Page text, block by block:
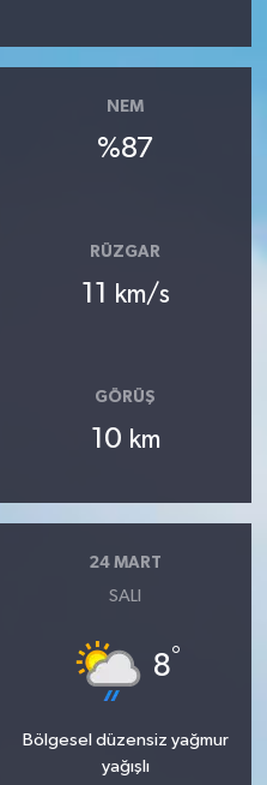
NEM
%87
RÜZGAR
11 km/s
GÖRÜŞ
10 km
24 MART
SALI
8°
Bölgesel düzensiz yağmur
yağışlı